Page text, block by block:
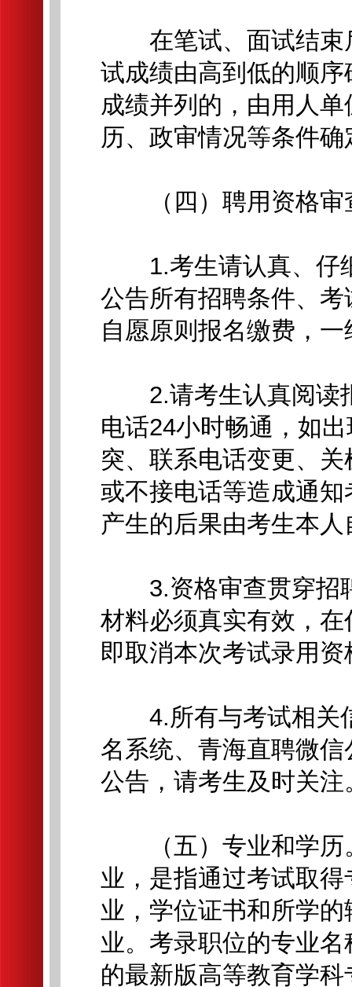
在笔试、面试结束
试成绩由高到低的顺
成绩并列的，由用人
历、政审情况等条件
（四）聘用资格审
1.考生请认真、仔
公告所有招聘条件、
自愿原则报名缴费，
2.请考生认真阅读
电话24小时畅通，如
突、联系电话变更、
或不接电话等造成通
产生的后果由考生本
3.资格审查贯穿招
材料必须真实有效，
即取消本次考试录用资
4.所有与考试相关
名系统、青海直聘微
公告，请考生及时关注
（五）专业和学历
业，是指通过考试取
业，学位证书和所学
业。考录职位的专业
的最新版高等教育学